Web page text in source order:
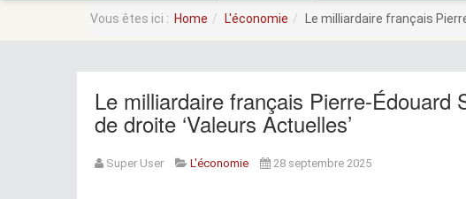
Vous êtes ici : Home L'économie Le milliardaire français
Le milliardaire français Pierre-
de droite ‘Valeurs Actuelles’
Super User L'économie 28 septembre 2025